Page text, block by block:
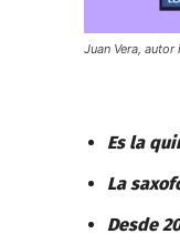
Juan Vera,
Es la
La
Desde